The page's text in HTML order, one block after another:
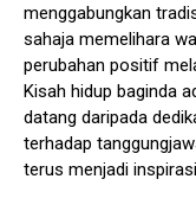
menggabungkan
sahaja memelihara
perubahan positif
Kisah hidup baginda
datang daripada
terhadap
terus menjadi